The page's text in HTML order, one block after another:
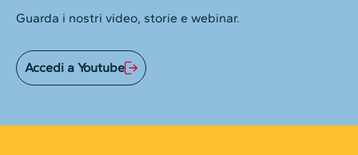
Guarda i nostri video, storie e webinar.
Accedi a Youtube